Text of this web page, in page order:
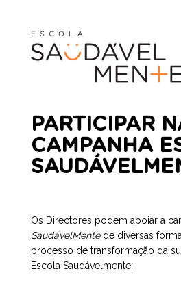
PARTICIPAR
CAMPANHA
Os Directores podem apoiar a
SaudávelMente de diversas
processo de transformação da
Escola Saudávelmente: